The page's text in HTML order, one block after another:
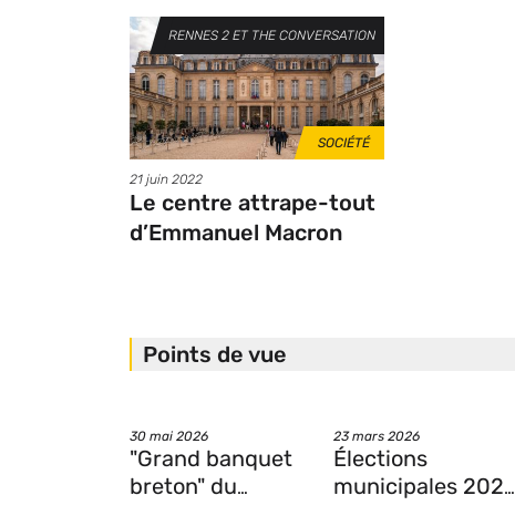
Image
de
vignette
SÉRIE
RENNES 2 ET THE CONVERSATION
THÈMES
SOCIÉTÉ
Date
de
publication
21 juin 2022
Le centre attrape-tout
d’Emmanuel Macron
Points de vue
Date
30 mai 2026
"Grand banquet
breton" du
Date
23 mars 2026
Élections
municipales 2026